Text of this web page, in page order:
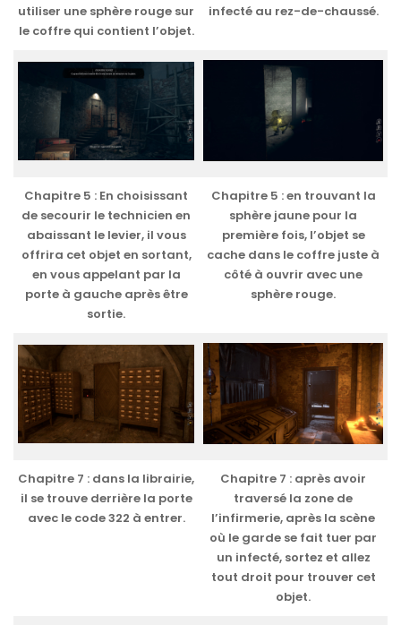
utiliser une sphère rouge sur
le coffre qui contient l’objet.
infecté au rez-de-chaussé.
Chapitre 5 : En choisissant
de secourir le technicien en
abaissant le levier, il vous
offrira cet objet en sortant,
en vous appelant par la
porte à gauche après être
sortie.
Chapitre 5 : en trouvant la
sphère jaune pour la
première fois, l’objet se
cache dans le coffre juste à
côté à ouvrir avec une
sphère rouge.
Chapitre 7 : dans la librairie,
il se trouve derrière la porte
avec le code 322 à entrer.
Chapitre 7 : après avoir
traversé la zone de
l’infirmerie, après la scène
où le garde se fait tuer par
un infecté, sortez et allez
tout droit pour trouver cet
objet.